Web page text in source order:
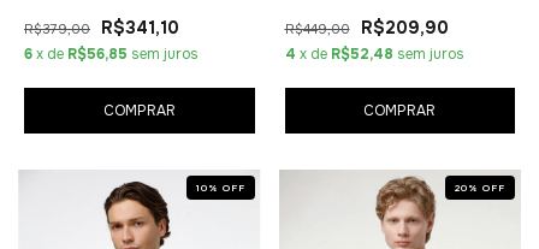
R$379,00 R$341,10
6x de R$56,85 sem juros
COMPRAR
R$449,00 R$209,90
4 x de R$52,48 sem juros
COMPRAR
10 % OFF 20 % OFF